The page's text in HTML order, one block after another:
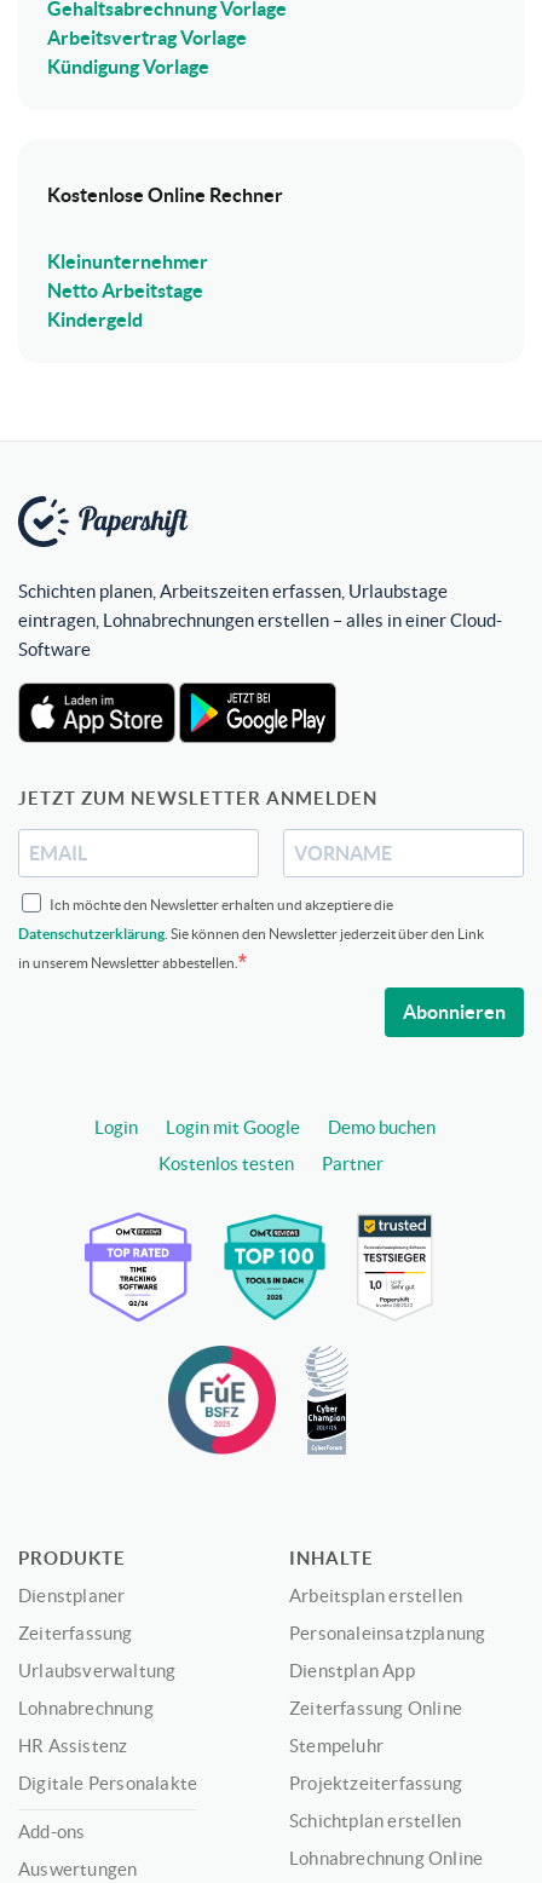
Gehaltsabrechnung Vorlage
Arbeitsvertrag Vorlage
Kündigung Vorlage
Kostenlose Online Rechner
Kleinunternehmer
Netto Arbeitstage
Kindergeld
Schichten planen, Arbeitszeiten erfassen, Urlaubstage
eintragen, Lohnabrechnungen erstellen – alles in einer Cloud-
Software
JETZT ZUM NEWSLETTER ANMELDEN
Ich möchte den Newsletter erhalten und akzeptiere die
Datenschutzerklärung . Sie können den Newsletter jederzeit über den Link
in unserem Newsletter abbestellen.
Abonnieren
Login Login mit Google
Demo buchen
Kostenlos testen
Partner
PRODUKTE
Dienstplaner
Zeiterfassung
Urlaubsverwaltung
Lohnabrechnung
HR Assistenz
Digitale Personalakte
Add-ons
Auswertungen
INHALTE
Arbeitsplan erstellen
Personaleinsatzplanung
Dienstplan App
Zeiterfassung Online
Stempeluhr
Projektzeiterfassung
Schichtplan erstellen
Lohnabrechnung Online